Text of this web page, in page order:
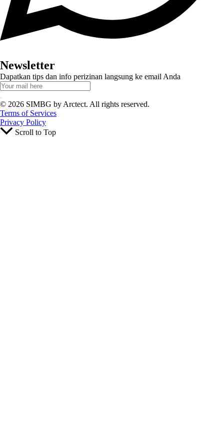
Newsletter
Dapatkan tips dan info perizinan langsung ke email Anda
© 2026 SIMBG by Arctect. All rights reserved.
Terms of Services
Privacy Policy
Scroll to Top